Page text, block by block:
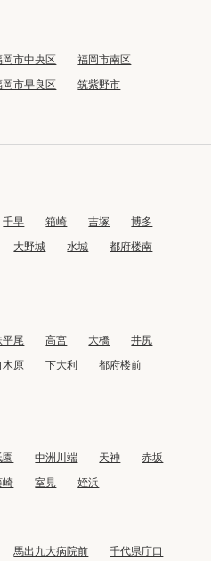
岡市中央区
福岡市南区
岡市早良区
筑紫野市
千早 箱崎 吉塚
博多
大野城 水城
都府楼南
平尾 高宮 大橋
井尻
木原 下大利
都府楼前
園 中洲川端 天神
赤坂
崎 室見 姪浜
馬出九大病院前 千代県庁口